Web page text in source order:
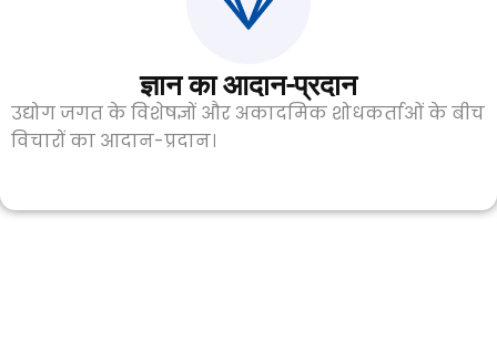
ज्ञान का आदान-प्रदान
उद्योग जगत के विशेषज्ञों और अकादमिक शोधकर्ताओं के बीच
विचारों का आदान-प्रदान।